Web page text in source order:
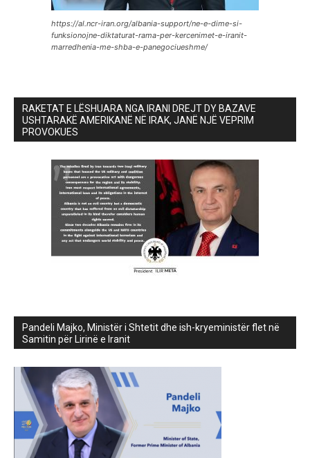
https://al.ncr-iran.org/albania-support/ne-e-dime-si-
funksionojne-diktaturat-rama-per-kercenimet-e-iranit-
marredhenia-me-shba-e-panegociueshme/
RAKETAT E LËSHUARA NGA IRANI DREJT DY BAZAVE
USHTARAKË AMERIKANË NË IRAK, JANË NJË VEPRIM
PROVOKUES
Pandeli Majko, Ministër i Shtetit dhe ish-kryeministër flet në
Samitin për Lirinë e Iranit